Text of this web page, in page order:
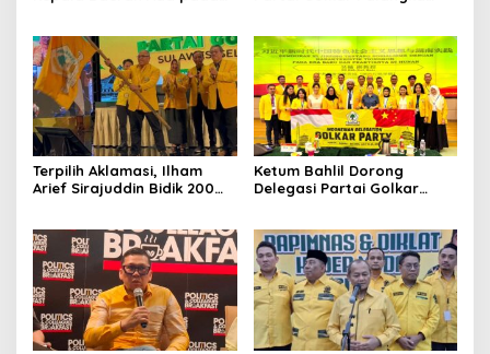
Dipercaya Rakyat
Terpilih Aklamasi, Ilham
Arief Sirajuddin Bidik 200
Ketum Bahlil Dorong
Delegasi Partai Golkar
Hingga Industrialisasi dari
China